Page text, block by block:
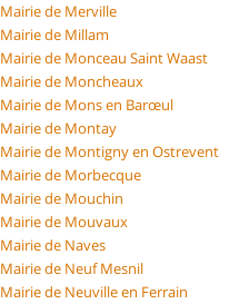
Mairie de Merville
Mairie de Millam
Mairie de Monceau Saint Waast
Mairie de Moncheaux
Mairie de Mons en Barœul
Mairie de Montay
Mairie de Montigny en Ostrevent
Mairie de Morbecque
Mairie de Mouchin
Mairie de Mouvaux
Mairie de Naves
Mairie de Neuf Mesnil
Mairie de Neuville en Ferrain